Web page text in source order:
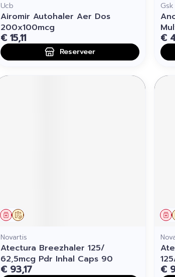
Ucb
Airomir Autohaler Aer Dos
200x100mcg
€ 15,11
Reserveer
Gsk
€
Op voorschrift
Geneesmiddel
Novartis
Atectura Breezhaler 125/
62,5mcg Pdr Inhal Caps 90
€ 93,17 €